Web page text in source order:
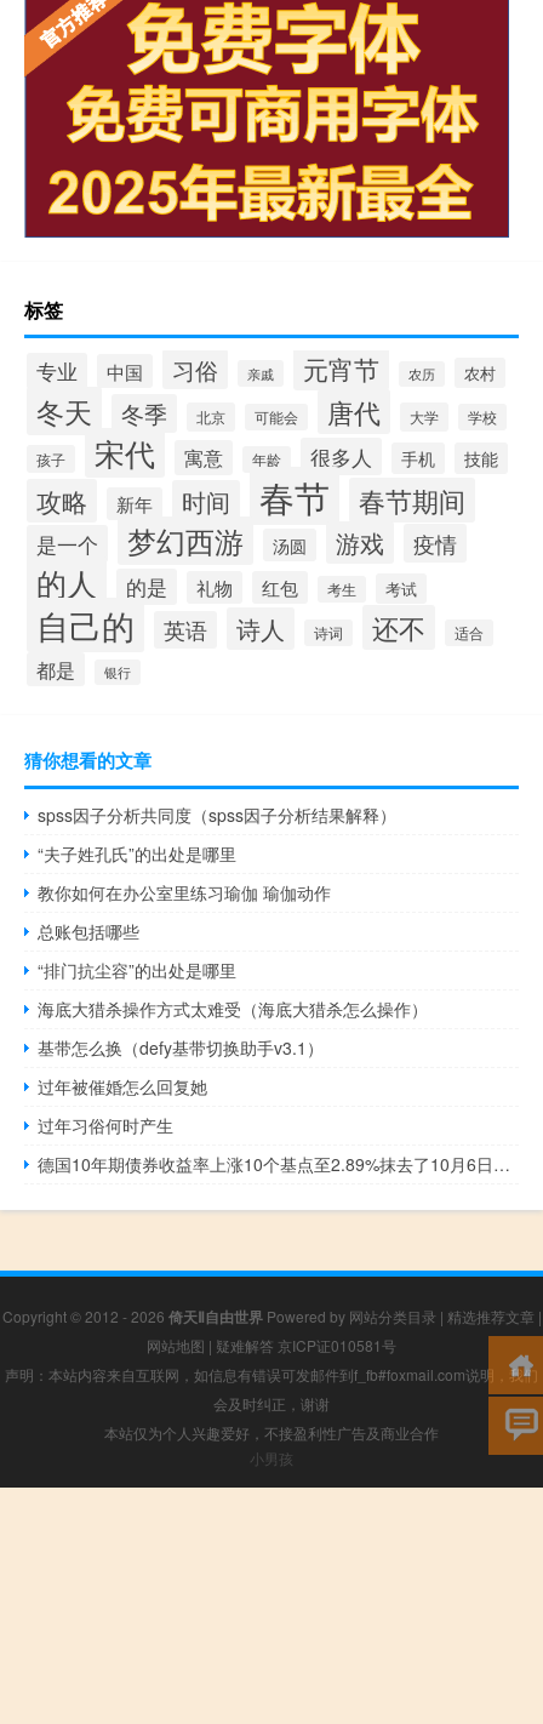
标签
专业 中国 习俗 亲戚 元宵节 农历 农村
冬天 冬季 北京 可能会 唐代 大学 学校
孩子 宋代 寓意 年龄 很多人 手机 技能
攻略 新年 时间 春节 春节期间
是一个 梦幻西游 汤圆 游戏 疫情
的人 的是 礼物 红包 考生 考试
自己的 英语 诗人 诗词 还不 适合
都是 银行
猜你想看的文章
spss因子分析共同度（spss因子分析结果解释）
“夫子姓孔氏”的出处是哪里
教你如何在办公室里练习瑜伽 瑜伽动作
总账包括哪些
“排门抗尘容”的出处是哪里
海底大猎杀操作方式太难受（海底大猎杀怎么操作）
基带怎么换（defy基带切换助手v3.1）
过年被催婚怎么回复她
过年习俗何时产生
德国10年期债券收益率上涨10个基点至2.89%抹去了10月6日后的跌幅
Copyright © 2012 - 2026 倚天Ⅱ自由世界Powered by 网站分类目录 | 精选推荐文章 |
网站地图 | 疑难解答 京ICP证010581号
声明：本站内容来自互联网，如信息有错误可发邮件到f_fb#foxmail.com说明，我们
会及时纠正，谢谢
本站仅为个人兴趣爱好，不接盈利性广告及商业合作
小男孩